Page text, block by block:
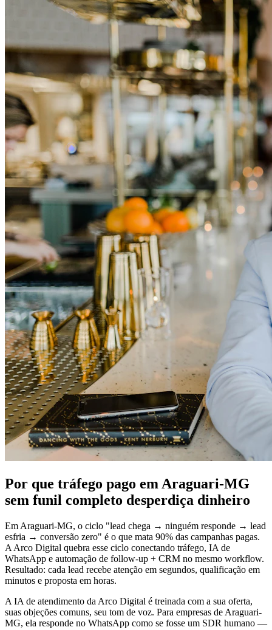
Por que tráfego pago em Araguari-MG
sem funil completo desperdiça dinheiro
Em Araguari-MG, o ciclo "lead chega → ninguém responde → lead
esfria → conversão zero" é o que mata 90% das campanhas pagas.
A Arco Digital quebra esse ciclo conectando tráfego, IA de
WhatsApp e automação de follow-up + CRM no mesmo workflow.
Resultado: cada lead recebe atenção em segundos, qualificação em
minutos e proposta em horas.
A IA de atendimento da Arco Digital é treinada com a sua oferta,
suas objeções comuns, seu tom de voz. Para empresas de Araguari-
MG, ela responde no WhatsApp como se fosse um SDR humano —